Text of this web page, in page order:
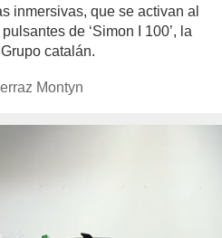
inmersivas, que se activan al
de ‘Simon I 100’, la
catalán.
author/joselina-
Montyn